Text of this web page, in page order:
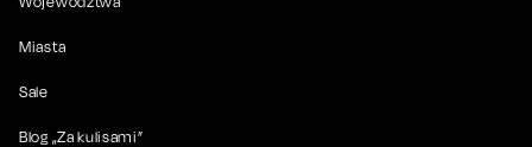
Miasta
Sale
Blog „Za kulisami”